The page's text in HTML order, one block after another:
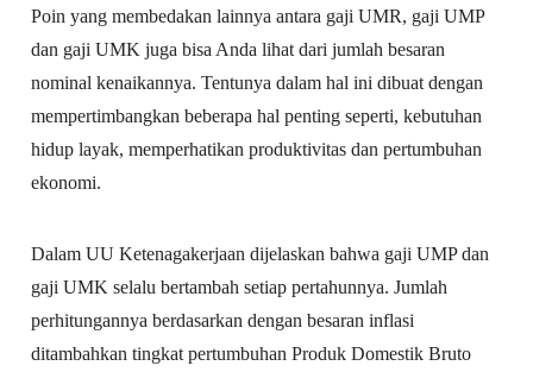
Poin yang membedakan lainnya antara gaji UMR, gaji UMP
dan gaji UMK juga bisa Anda lihat dari jumlah besaran
nominal kenaikannya. Tentunya dalam hal ini dibuat dengan
mempertimbangkan beberapa hal penting seperti, kebutuhan
hidup layak, memperhatikan produktivitas dan pertumbuhan
ekonomi.
Dalam UU Ketenagakerjaan dijelaskan bahwa gaji UMP dan
gaji UMK selalu bertambah setiap pertahunnya. Jumlah
perhitungannya berdasarkan dengan besaran inflasi
ditambahkan tingkat pertumbuhan Produk Domestik Bruto